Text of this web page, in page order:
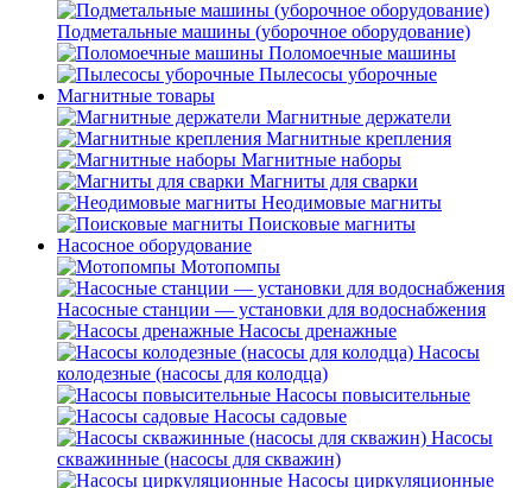
Подметальные машины (уборочное оборудование)
Поломоечные машины
Пылесосы уборочные
Магнитные товары
Магнитные держатели
Магнитные крепления
Магнитные наборы
Магниты для сварки
Неодимовые магниты
Поисковые магниты
Насосное оборудование
Мотопомпы
Насосные станции — установки для водоснабжения
Насосы дренажные
Насосы
колодезные (насосы для колодца)
Насосы повысительные
Насосы садовые
Насосы
скважинные (насосы для скважин)
Насосы циркуляционные